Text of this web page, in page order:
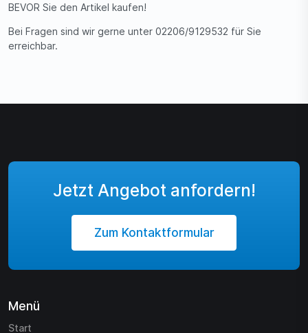
BEVOR Sie den Artikel kaufen!
Bei Fragen sind wir gerne unter 02206/9129532 für Sie
erreichbar.
Jetzt Angebot anfordern!
Zum Kontaktformular
Menü
Start